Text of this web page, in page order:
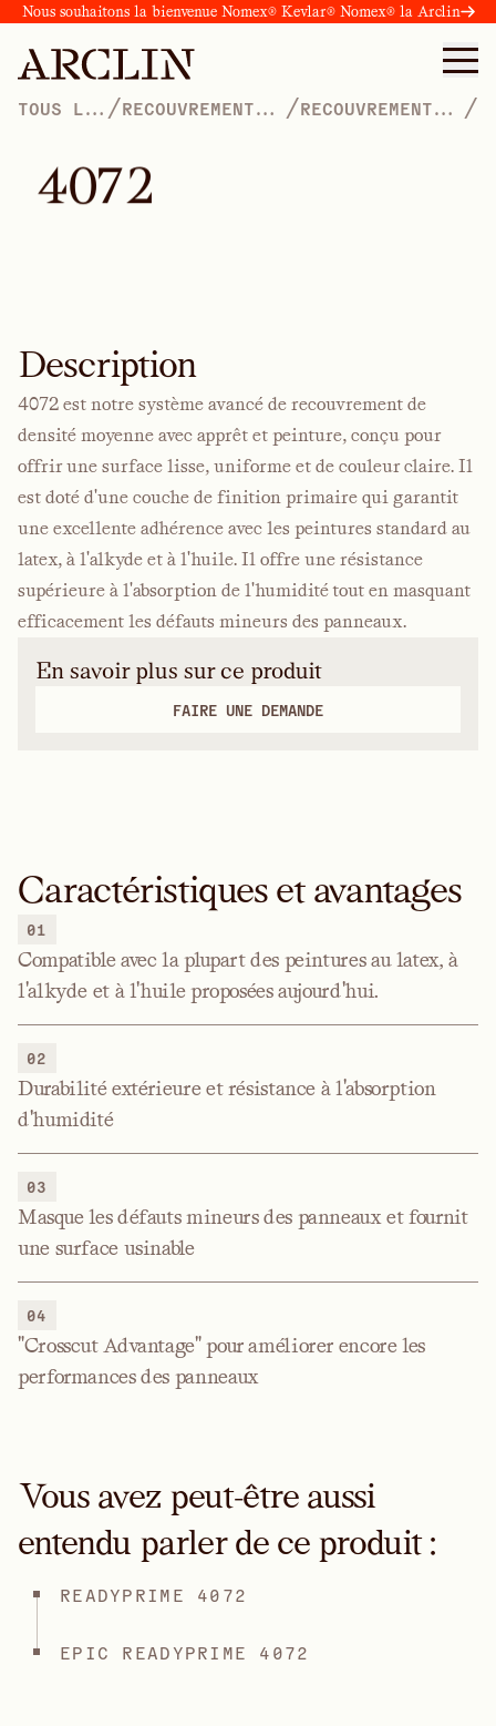
Nous souhaitons la bienvenue Nomex® Kevlar® Nomex® la Arclin
TOUS LES /RECOUVREMENT
/RECOUVREMENTS
/
4072
Description
4072 est notre système avancé de recouvrement de
densité moyenne avec apprêt et peinture, conçu pour
offrir une surface lisse, uniforme et de couleur claire. Il
est doté d'une couche de finition primaire qui garantit
une excellente adhérence avec les peintures standard au
latex, à l'alkyde et à l'huile. Il offre une résistance
supérieure à l'absorption de l'humidité tout en masquant
efficacement les défauts mineurs des panneaux.
En savoir plus sur ce produit
FAIRE UNE DEMANDE
Caractéristiques et avantages
01
Compatible avec la plupart des peintures au latex, à
l'alkyde et à l'huile proposées aujourd'hui.
02
Durabilité extérieure et résistance à l'absorption
d'humidité
03
Masque les défauts mineurs des panneaux et fournit
une surface usinable
04
"Crosscut Advantage" pour améliorer encore les
performances des panneaux
Vous avez peut-être aussi
entendu parler de ce produit :
READYPRIME 4072
EPIC READYPRIME 4072